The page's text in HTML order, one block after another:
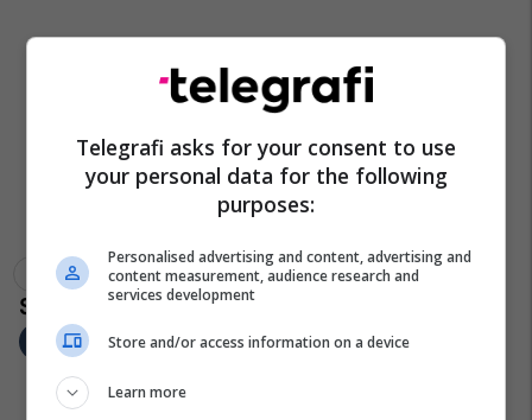
Reshje Në Maqedoni Kumanovë
Telegrafi asks for your consent to use
your personal data for the following
purposes:
Personalised advertising and content, advertising and
content measurement, audience research and
services development
Store and/or access information on a device
Learn more